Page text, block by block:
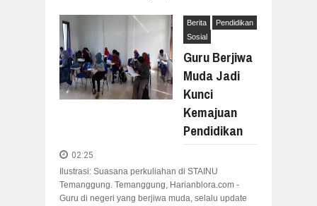
Berita
Pendidikan
Sosial
Guru Berjiwa
Muda Jadi
Kunci
Kemajuan
Pendidikan
02:25
Ilustrasi: Suasana perkuliahan di STAINU
Temanggung. Temanggung, Harianblora.com -
Guru di negeri yang berjiwa muda, selalu update